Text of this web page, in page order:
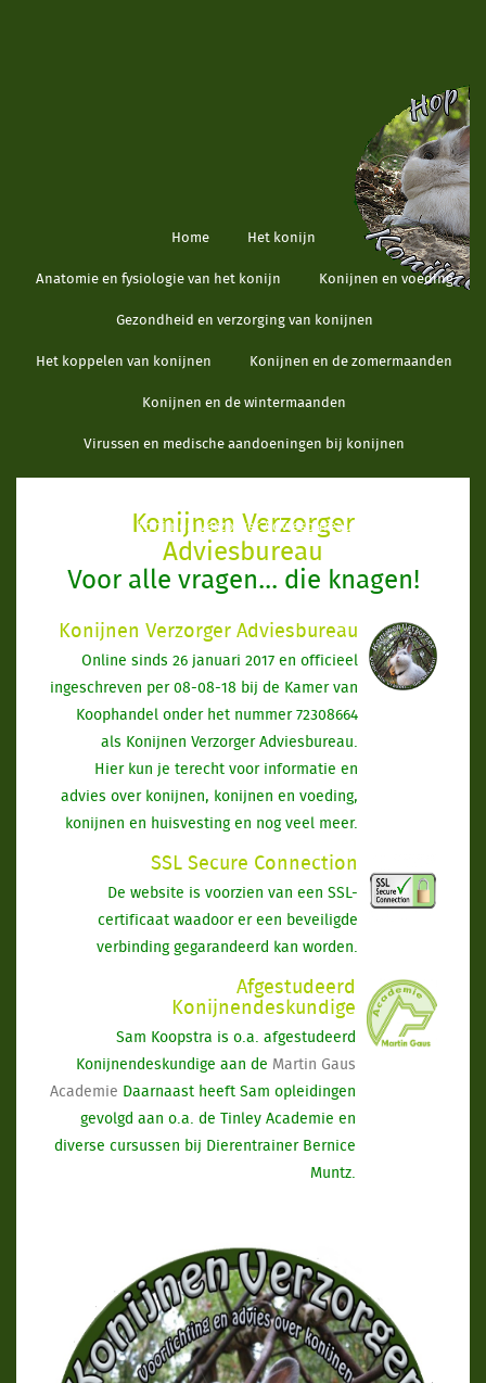
Home Het konijn
Anatomie en fysiologie van het konijn Konijnen en voeding
Gezondheid en verzorging van konijnen
Het koppelen van konijnen Konijnen en de zomermaanden
Konijnen en de wintermaanden
Virussen en medische aandoeningen bij konijnen
Konijnen Verzorger Adviesbureau
Konijnen Verzorger
Adviesbureau
Voor alle vragen... die knagen!
Konijnen Verzorger Adviesbureau
Online sinds 26 januari 2017 en officieel
ingeschreven per 08-08-18 bij de Kamer van
Koophandel onder het nummer 72308664
als Konijnen Verzorger Adviesbureau.
Hier kun je terecht voor informatie en
advies over konijnen, konijnen en voeding,
konijnen en huisvesting en nog veel meer.
SSL Secure Connection
De website is voorzien van een SSL-
certificaat waadoor er een beveiligde
verbinding gegarandeerd kan worden.
Afgestudeerd
Konijnendeskundige
Sam Koopstra is o.a. afgestudeerd
Konijnendeskundige aan de Martin Gaus
Academie Daarnaast heeft Sam opleidingen
gevolgd aan o.a. de Tinley Academie en
diverse cursussen bij Dierentrainer Bernice
Muntz.